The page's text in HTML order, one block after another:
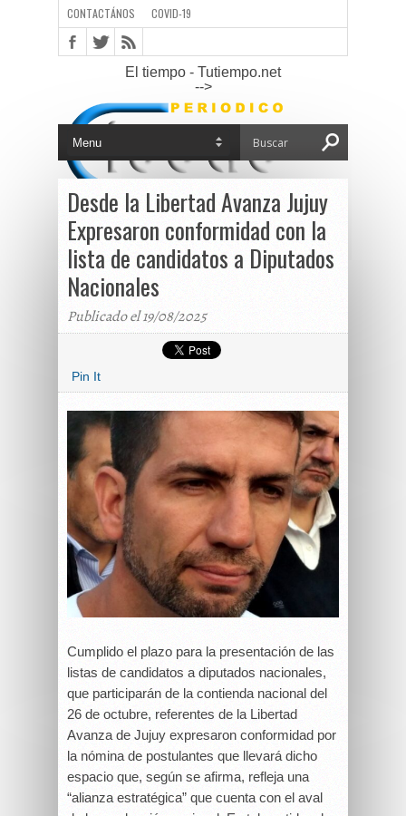
CONTACTÁNOS COVID-19
El tiempo - Tutiempo.net
-->
Desde la Libertad Avanza Jujuy
Expresaron conformidad con la
lista de candidatos a Diputados
Nacionales
Publicado el 19/08/2025
Pin It
Cumplido el plazo para la presentación de las
listas de candidatos a diputados nacionales,
que participarán de la contienda nacional del
26 de octubre, referentes de la Libertad
Avanza de Jujuy expresaron conformidad por
la nómina de postulantes que llevará dicho
espacio que, según se afirma, refleja una
“alianza estratégica” que cuenta con el aval